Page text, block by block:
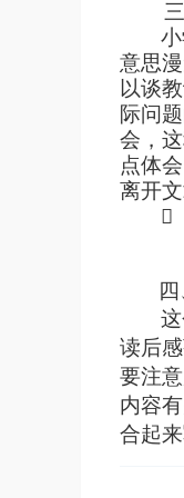
三
意思
以谈
际问
会，
点体
离开

四
读后
要注
内容
合起